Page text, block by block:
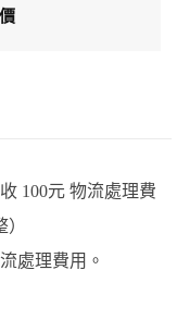
100元 物流處理費
處理費用。